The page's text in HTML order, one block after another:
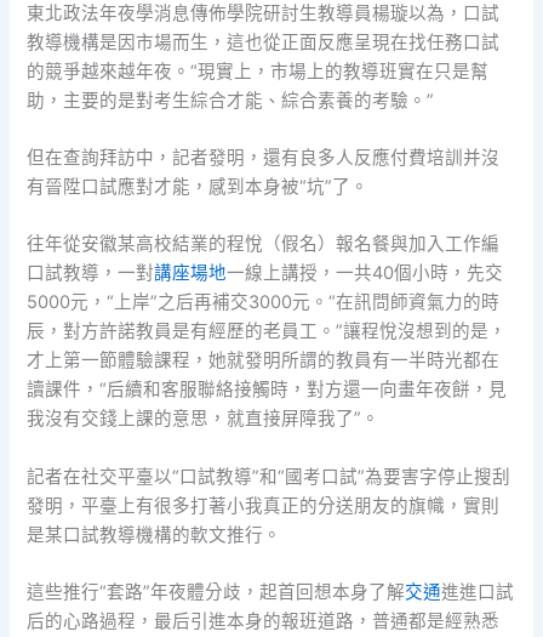
東北政法年夜學消息傳佈學院研討生教導員楊璇以為，口試
教導機構是因市場而生，這也從正面反應呈現在找任務口試
的競爭越來越年夜。“現實上，市場上的教導班實在只是幫
助，主要的是對考生綜合才能、綜合素養的考驗。”
但在查詢拜訪中，記者發明，還有良多人反應付費培訓并沒
有晉陞口試應對才能，感到本身被“坑”了。
往年從安徽某高校結業的程悅（假名）報名餐與加入工作編
口試教導，一對講座場地一線上講授，一共40個小時，先交
5000元，“上岸”之后再補交3000元。“在訊問師資氣力的時
辰，對方許諾教員是有經歷的老員工。”讓程悅沒想到的是，
才上第一節體驗課程，她就發明所謂的教員有一半時光都在
讀課件，“后續和客服聯絡接觸時，對方還一向畫年夜餅，見
我沒有交錢上課的意思，就直接屏障我了”。
記者在社交平臺以“口試教導”和“國考口試”為要害字停止搜刮
發明，平臺上有很多打著小我真正的分送朋友的旗幟，實則
是某口試教導機構的軟文推行。
這些推行“套路”年夜體分歧，起首回想本身了解交通進進口試
后的心路過程，最后引進本身的報班道路，普通都是經熟悉